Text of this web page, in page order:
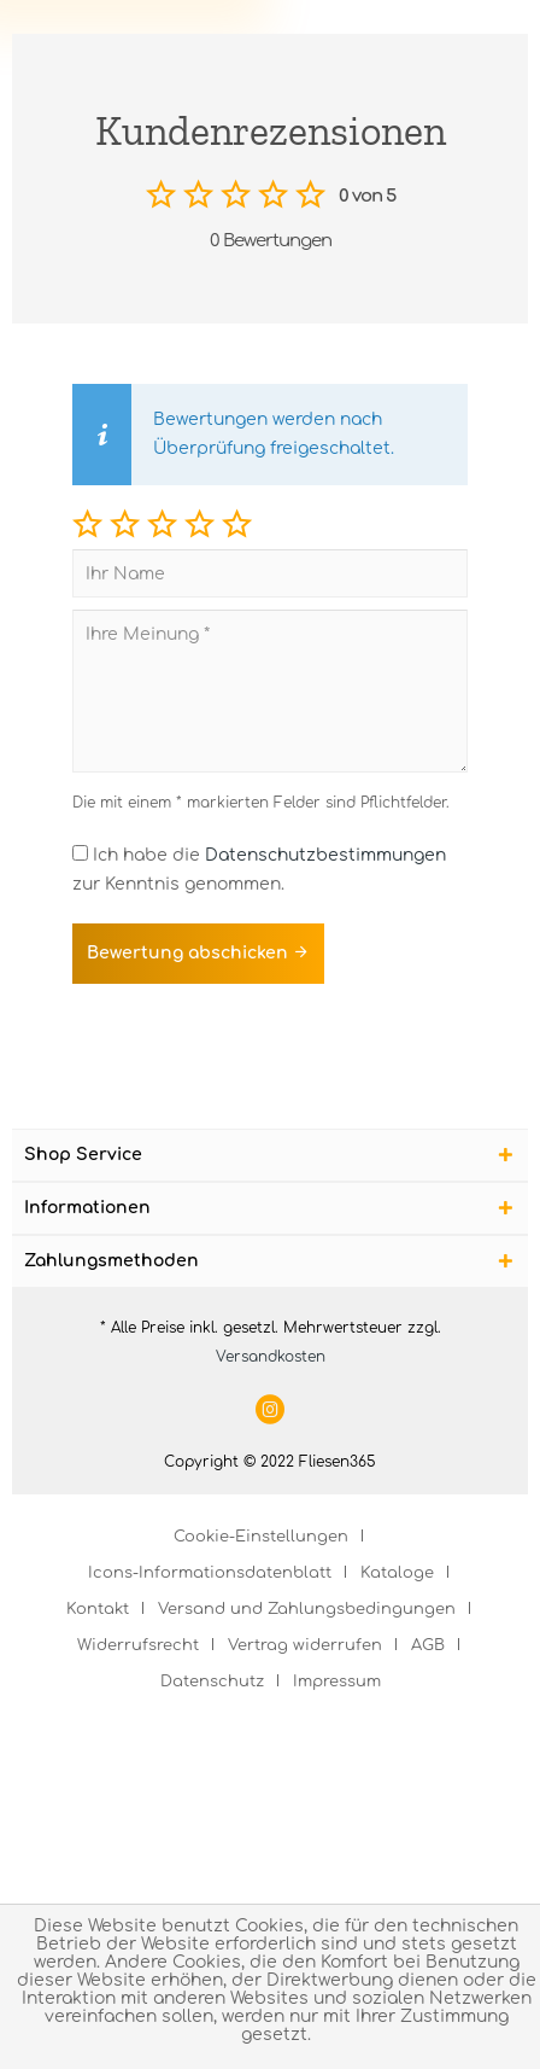
Kundenrezensionen
0 von 5
0 Bewertungen
Bewertungen werden nach
Überprüfung freigeschaltet.
Die mit einem * markierten Felder sind Pflichtfelder.
Ich habe die Datenschutzbestimmungen
zur Kenntnis genommen.
Bewertung abschicken
Shop Service
Informationen
Zahlungsmethoden
* Alle Preise inkl. gesetzl. Mehrwertsteuer zzgl.
Versandkosten
Copyright © 2022 Fliesen365
Cookie-Einstellungen
Icons-Informationsdatenblatt Kataloge
Kontakt Versand und Zahlungsbedingungen
Widerrufsrecht Vertrag widerrufen AGB
Datenschutz Impressum
Diese Website benutzt Cookies, die für den technischen
Betrieb der Website erforderlich sind und stets gesetzt
werden. Andere Cookies, die den Komfort bei Benutzung
dieser Website erhöhen, der Direktwerbung dienen oder die
Interaktion mit anderen Websites und sozialen Netzwerken
vereinfachen sollen, werden nur mit Ihrer Zustimmung
gesetzt.